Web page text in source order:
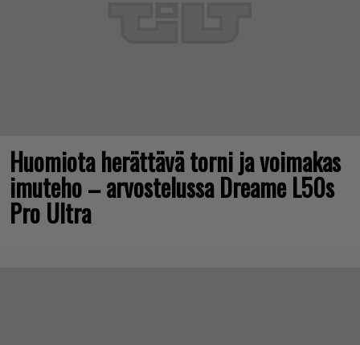
Huomiota herättävä torni ja voimakas
imuteho – arvostelussa Dreame L50s
Pro Ultra